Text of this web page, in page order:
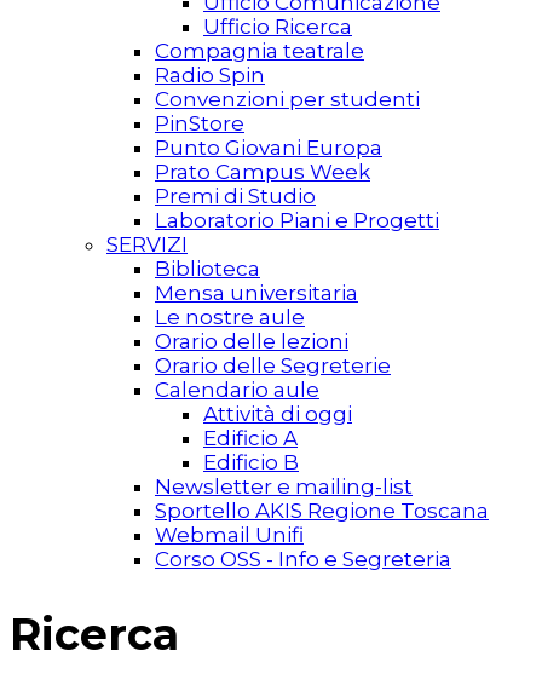
Ufficio Ricerca
Compagnia teatrale
Radio Spin
Convenzioni per studenti
PinStore
Punto Giovani Europa
Prato Campus Week
Premi di Studio
Laboratorio Piani e Progetti
SERVIZI
Biblioteca
Mensa universitaria
Le nostre aule
Orario delle lezioni
Orario delle Segreterie
Calendario aule
Attività di oggi
Edificio A
Edificio B
Newsletter e mailing-list
Sportello AKIS Regione Toscana
Webmail Unifi
Corso OSS - Info e Segreteria
Ricerca